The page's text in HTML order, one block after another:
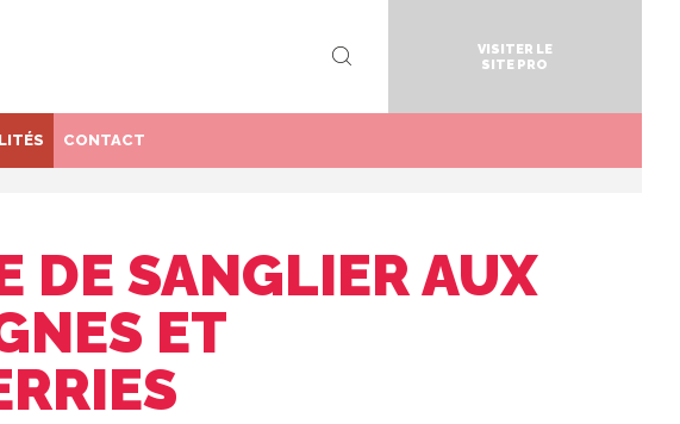
VISITER LE
SITE PRO
CONTACT
DE SANGLIER AUX
ET